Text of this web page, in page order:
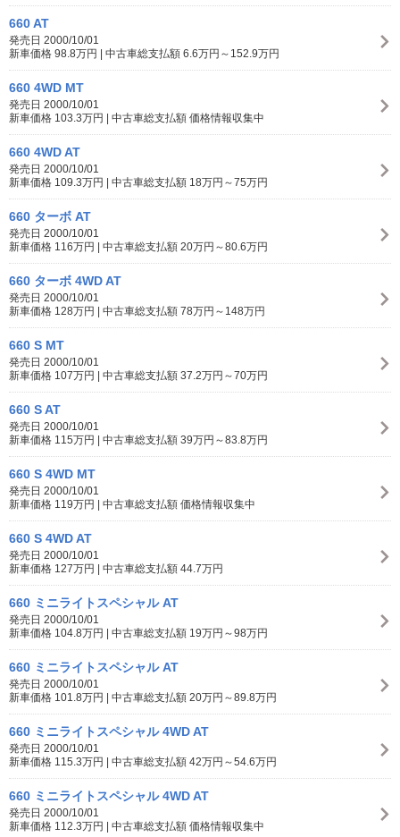
660 AT
発売日 2000/10/01
新車価格 98.8万円 | 中古車総支払額 6.6万円～152.9万円
660 4WD MT
発売日 2000/10/01
新車価格 103.3万円 | 中古車総支払額 価格情報収集中
660 4WD AT
発売日 2000/10/01
新車価格 109.3万円 | 中古車総支払額 18万円～75万円
660 ターボ AT
発売日 2000/10/01
新車価格 116万円 | 中古車総支払額 20万円～80.6万円
660 ターボ 4WD AT
発売日 2000/10/01
新車価格 128万円 | 中古車総支払額 78万円～148万円
660 S MT
発売日 2000/10/01
新車価格 107万円 | 中古車総支払額 37.2万円～70万円
660 S AT
発売日 2000/10/01
新車価格 115万円 | 中古車総支払額 39万円～83.8万円
660 S 4WD MT
発売日 2000/10/01
新車価格 119万円 | 中古車総支払額 価格情報収集中
660 S 4WD AT
発売日 2000/10/01
新車価格 127万円 | 中古車総支払額 44.7万円
660 ミニライトスペシャル AT
発売日 2000/10/01
新車価格 104.8万円 | 中古車総支払額 19万円～98万円
660 ミニライトスペシャル AT
発売日 2000/10/01
新車価格 101.8万円 | 中古車総支払額 20万円～89.8万円
660 ミニライトスペシャル 4WD AT
発売日 2000/10/01
新車価格 115.3万円 | 中古車総支払額 42万円～54.6万円
660 ミニライトスペシャル 4WD AT
発売日 2000/10/01
新車価格 112.3万円 | 中古車総支払額 価格情報収集中